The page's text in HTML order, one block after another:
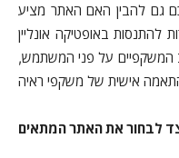
גם להבין האם האתר מציע
באופטיקה אונליין
על פני המשתמש,